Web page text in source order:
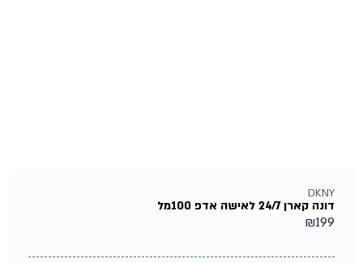
DKNY
דונה קארן 24/7 לאישה אדפ 100מל
₪199